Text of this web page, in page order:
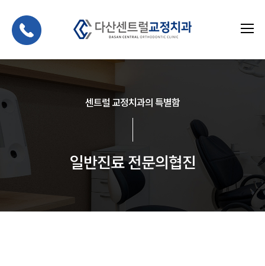
센트럴 교정치과의 특별함
일반진료 전문의협진